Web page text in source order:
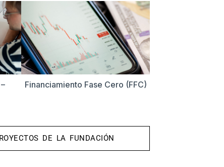
Financiamiento Fase Cero (FFC)
DE LA FUNDACIÓN